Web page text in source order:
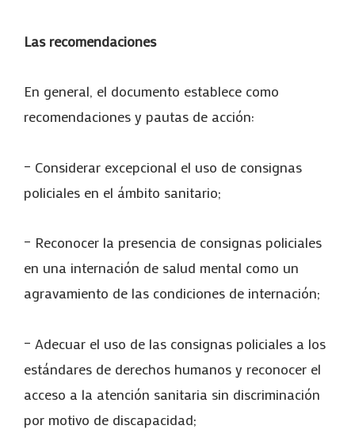
Las recomendaciones
En general, el documento establece como
recomendaciones y pautas de acción:
– Considerar excepcional el uso de consignas
policiales en el ámbito sanitario;
– Reconocer la presencia de consignas policiales
en una internación de salud mental como un
agravamiento de las condiciones de internación;
– Adecuar el uso de las consignas policiales a los
estándares de derechos humanos y reconocer el
acceso a la atención sanitaria sin discriminación
por motivo de discapacidad;